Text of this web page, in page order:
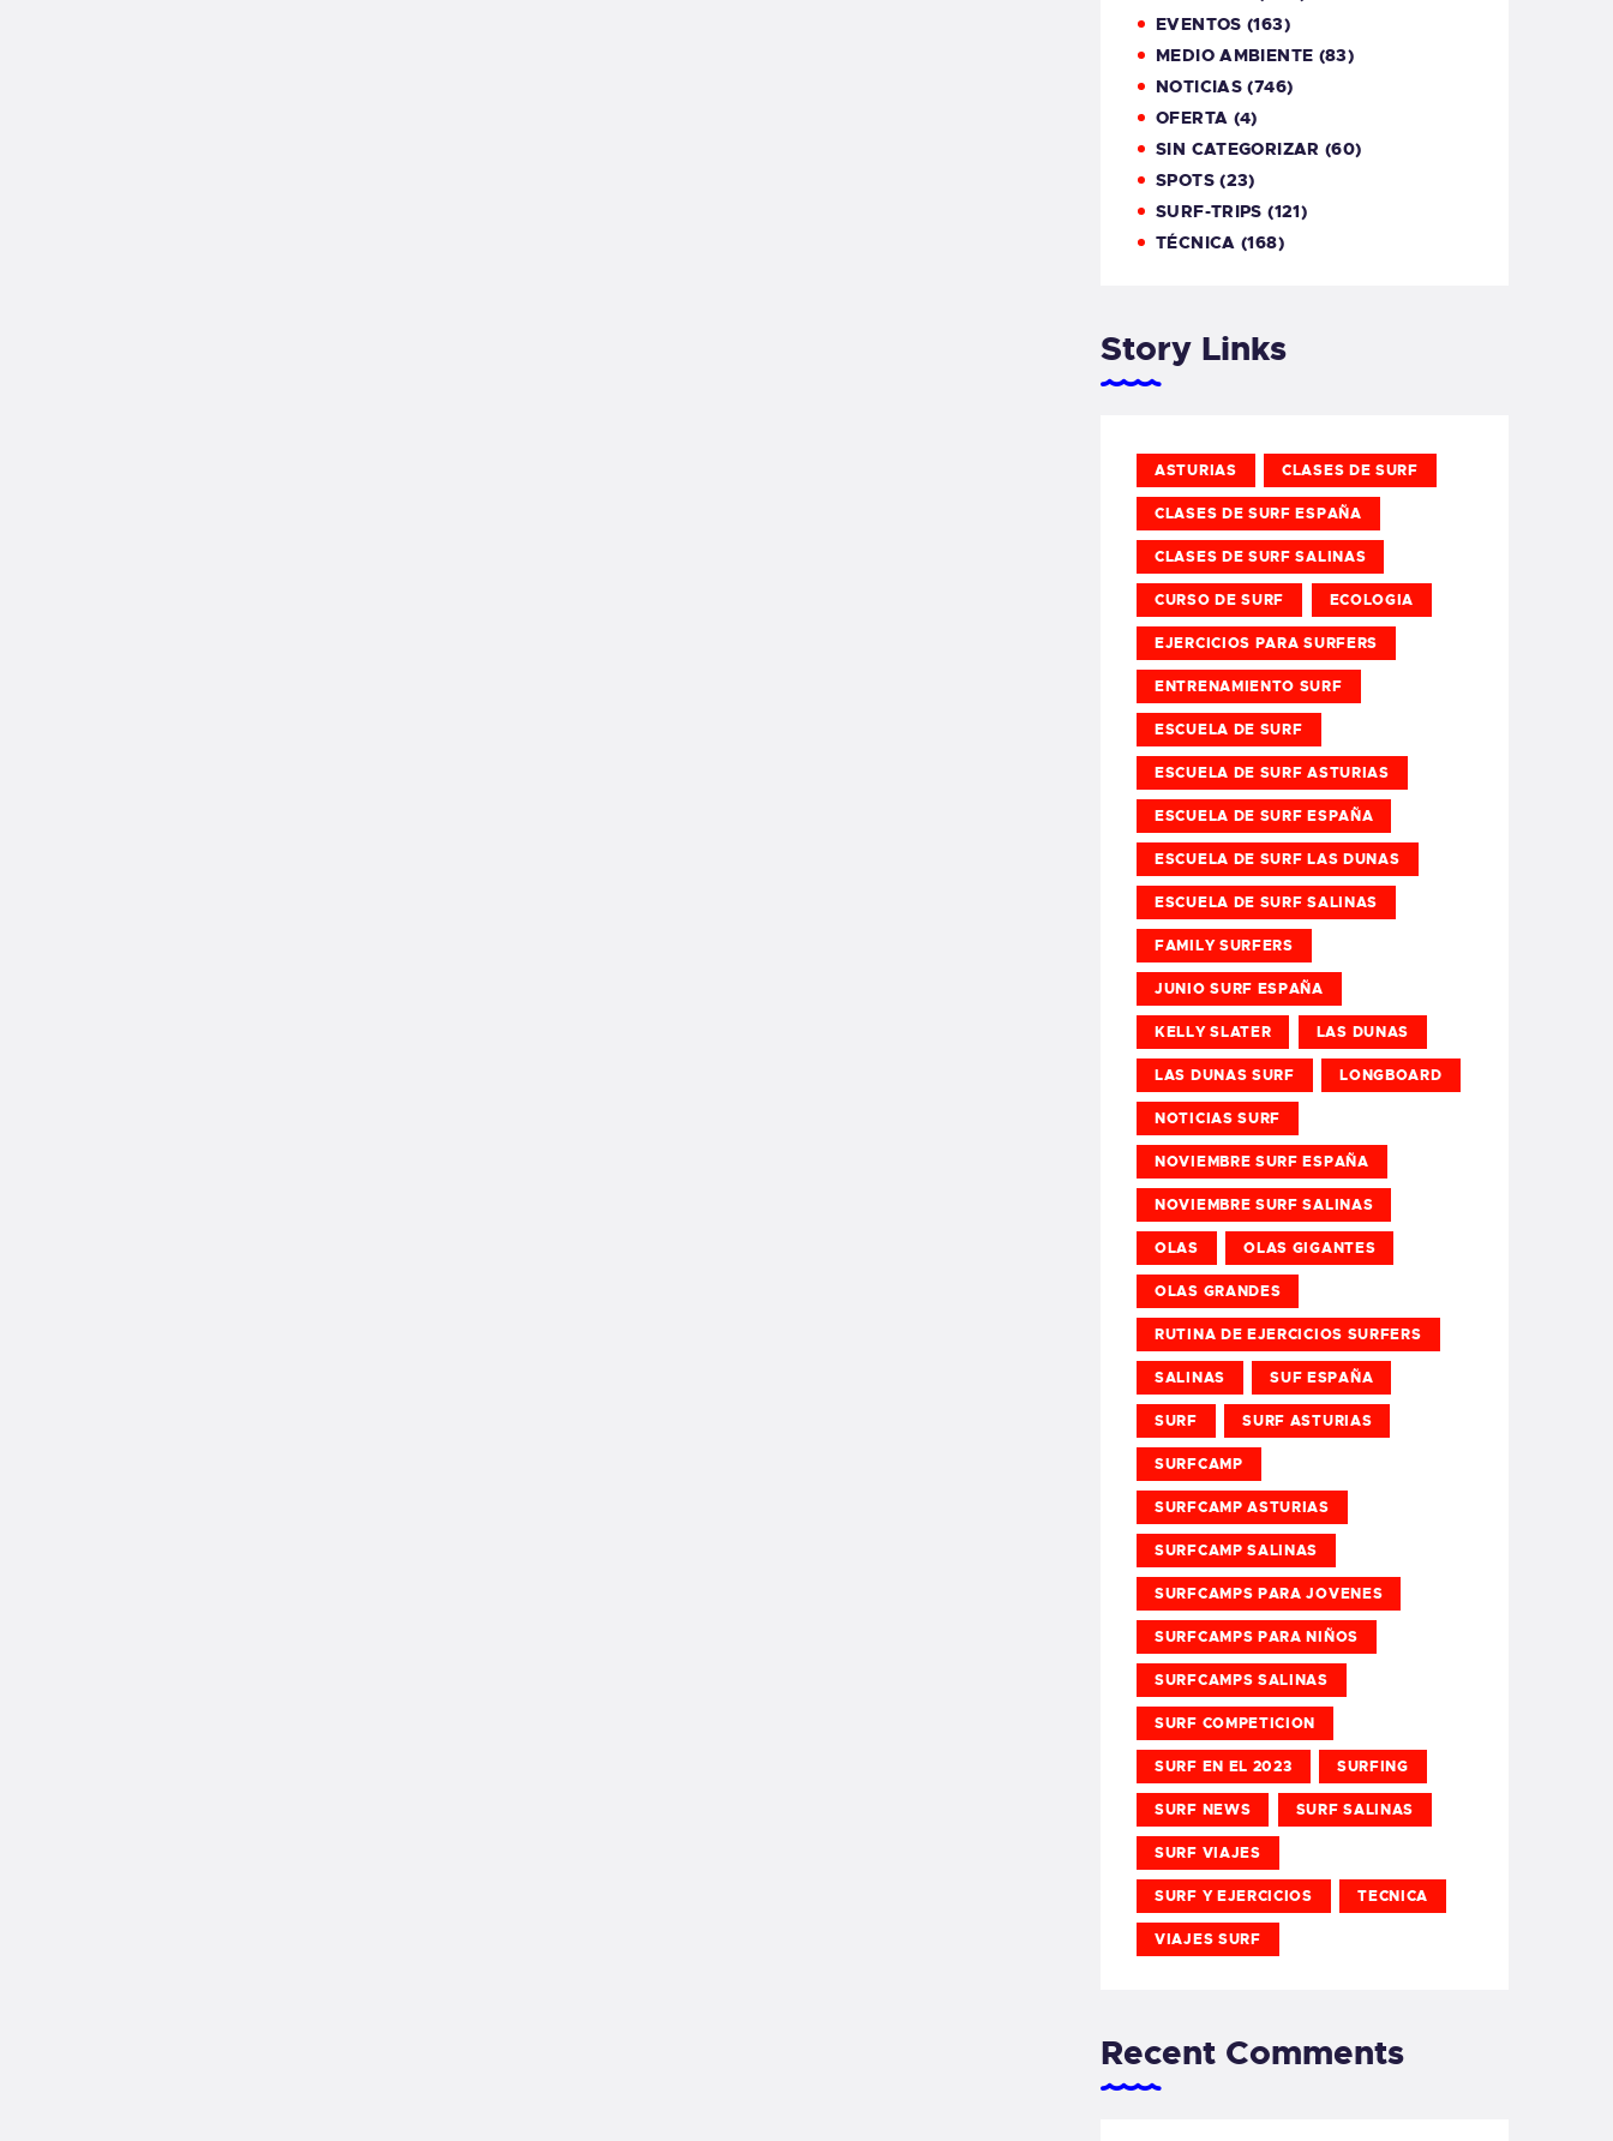
EVENTOS (163)
MEDIO AMBIENTE (83)
NOTICIAS (746)
OFERTA (4)
SIN CATEGORIZAR (60)
SPOTS(23)
SURF-TRIPS (121)
TÉCNICA (168)
Story Links
ASTURIAS CLASES DE SURF
CLASES DE SURF ESPAÑA
CLASES DE SURF SALINAS
CURSO DE SURF ECOLOGIA
EJERCICIOS PARA SURFERS
ENTRENAMIENTO SURF
ESCUELA DE SURF
ESCUELA DE SURF ASTURIAS
ESCUELA DE SURF ESPAÑA
ESCUELA DE SURF LAS DUNAS
ESCUELA DE SURF SALINAS
FAMILY SURFERS
JUNIO SURF ESPAÑA
KELLY SLATER LAS DUNAS
LAS DUNAS SURF LONGBOARD
NOTICIAS SURF
NOVIEMBRE SURF ESPAÑA
NOVIEMBRE SURF SALINAS
OLAS OLAS GIGANTES
OLAS GRANDES
RUTINA DE EJERCICIOS SURFERS
SALINAS SUF ESPAÑA
SURF SURF ASTURIAS
SURFCAMP
SURFCAMP ASTURIAS
SURFCAMP SALINAS
SURFCAMPS PARA JOVENES
SURFCAMPS PARA NIÑOS
SURFCAMPS SALINAS
SURF COMPETICION
SURF EN EL 2023 SURFING
SURF NEWS SURF SALINAS
SURF VIAJES
SURF Y EJERCICIOS TECNICA
VIAJES SURF
Recent Comments